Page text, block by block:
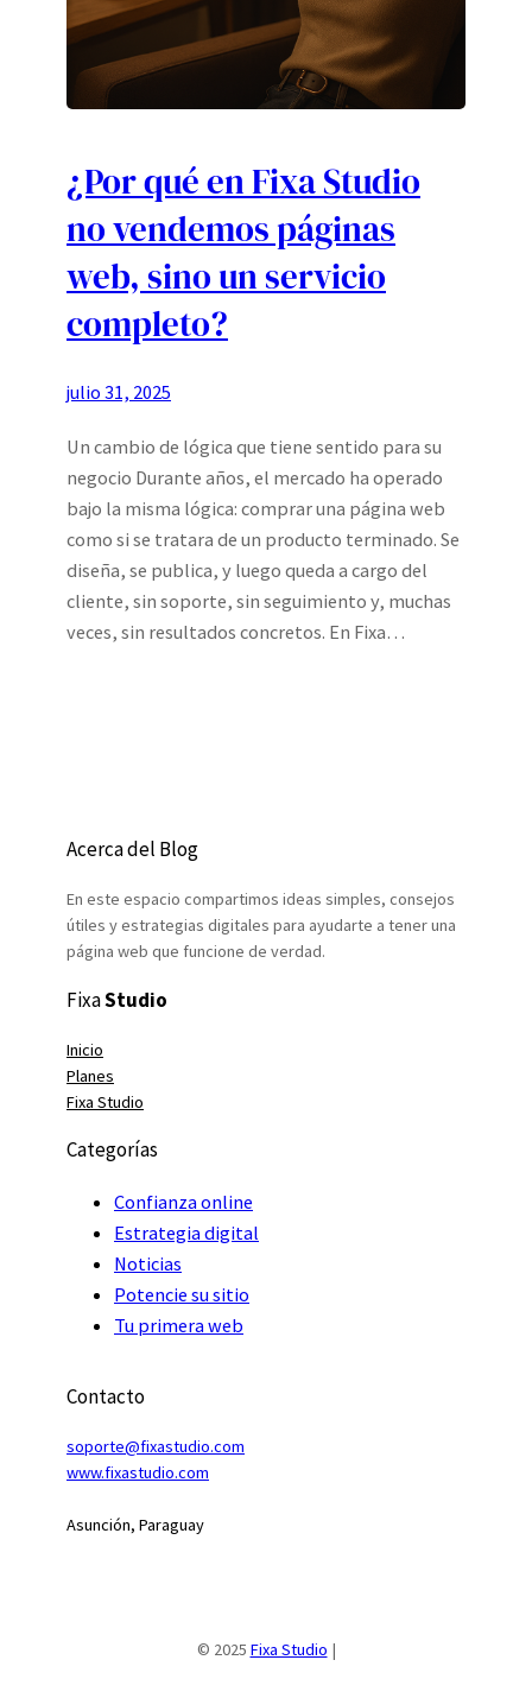
¿Por qué en Fixa Studio
no vendemos páginas
web, sino un servicio
completo?
julio 31, 2025
Un cambio de lógica que tiene sentido para su
negocio Durante años, el mercado ha operado
bajo la misma lógica: comprar una página web
como si se tratara de un producto terminado. Se
diseña, se publica, y luego queda a cargo del
cliente, sin soporte, sin seguimiento y, muchas
veces, sin resultados concretos. En Fixa…
Acerca del Blog
En este espacio compartimos ideas simples, consejos
útiles y estrategias digitales para ayudarte a tener una
página web que funcione de verdad.
FixaStudio
Inicio
Planes
Fixa Studio
Categorías
Confianza online
Estrategia digital
Noticias
Potencie su sitio
Tu primera web
Contacto
soporte@fixastudio.com
www.fixastudio.com
Asunción, Paraguay
© 2025 Fixa Studio |